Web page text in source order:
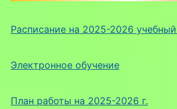
Расписание на 2025-2026
Электронное обучение
План работы на 2025-2026 г.